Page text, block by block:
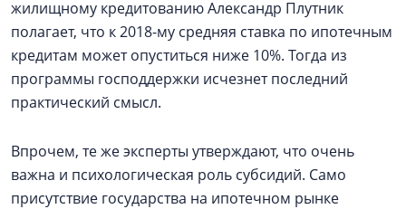
жилищному кредитованию Александр Плутник
полагает, что к 2018-му средняя ставка по ипотечным
кредитам может опуститься ниже 10%. Тогда из
программы господдержки исчезнет последний
практический смысл.
Впрочем, те же эксперты утверждают, что очень
важна и психологическая роль субсидий. Само
присутствие государства на ипотечном рынке